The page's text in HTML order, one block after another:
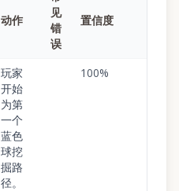
动作
见
错
误
置信度
玩家
开始
为第
一个
蓝色
球挖
掘路
径。
100%